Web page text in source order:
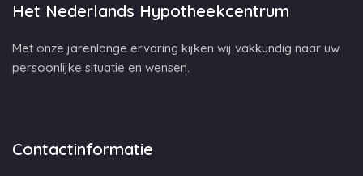
Het Nederlands Hypotheekcentrum
Met onze jarenlange ervaring kijken wij vakkundig naar uw
persoonlijke situatie en wensen.
Contactinformatie